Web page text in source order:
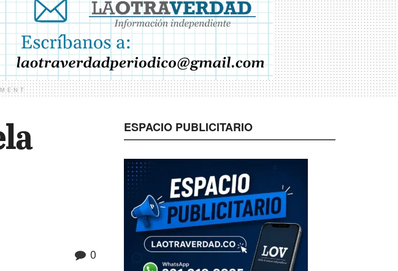
0
ESPACIO PUBLICITARIO